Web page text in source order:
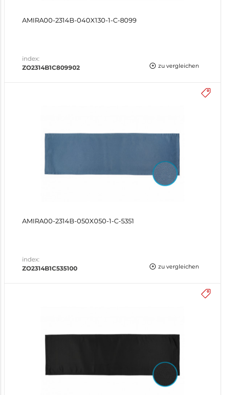
AMIRA00-2314B-040X130-1-C-8099
index:
ZO2314B1C809902
zu vergleichen
AMIRA00-2314B-050X050-1-C-5351
index:
ZO2314B1C535100
zu vergleichen